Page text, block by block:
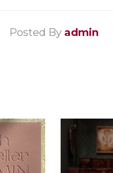
Posted By admin